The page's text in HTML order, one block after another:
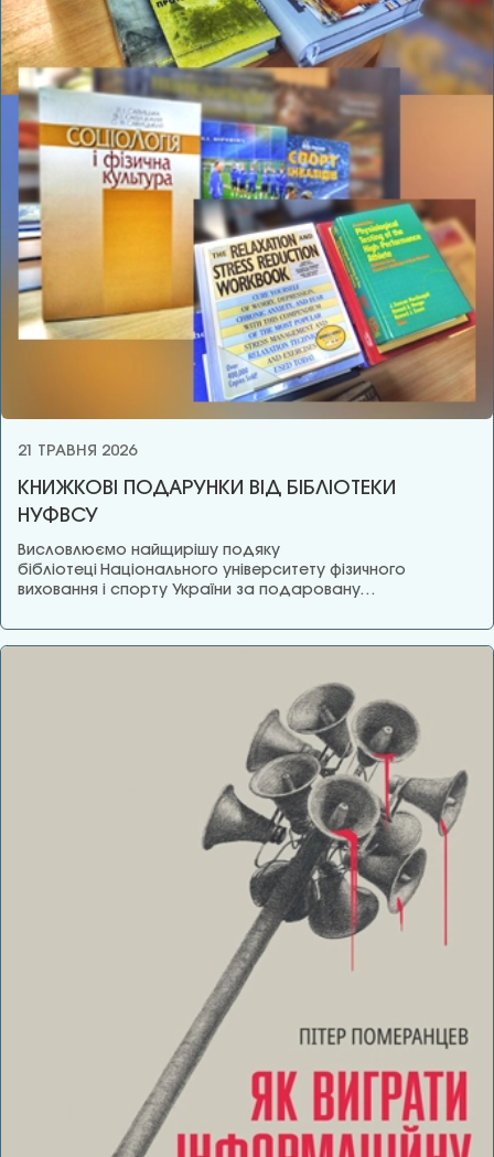
21 ТРАВНЯ 2026
КНИЖКОВІ ПОДАРУНКИ ВІД БІБЛІОТЕКИ
НУФВСУ
Висловлюємо найщирішу подяку
бібліотеці Національного університету фізичного
виховання і спорту України за подаровану…